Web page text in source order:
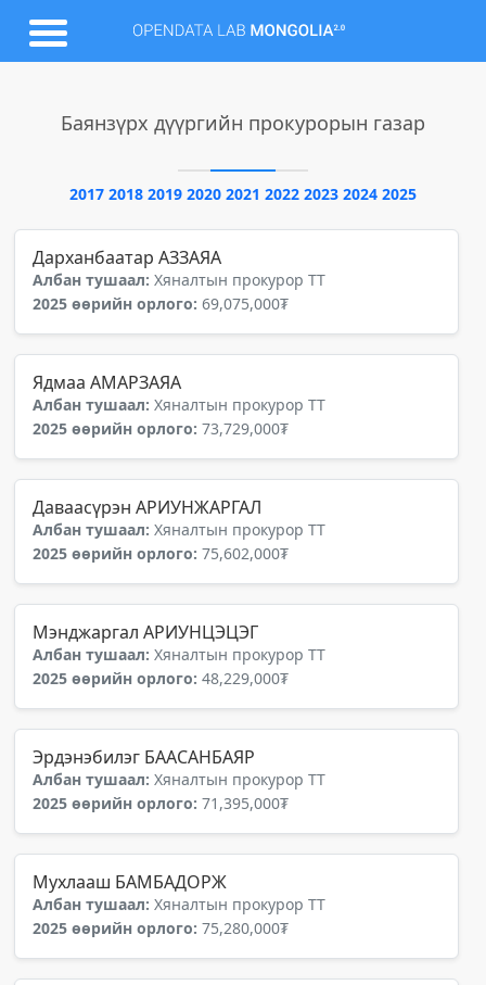
Баянзүрх дүүргийн прокурорын газар
2017 2018 2019 2020 2021 2022 2023 2024 2025
Дарханбаатар АЗЗАЯА
Албан тушаал: Хяналтын прокурор ТТ
2025 өөрийн орлого: 69,075,000₮
Ядмаа АМАРЗАЯА
Албан тушаал: Хяналтын прокурор ТТ
2025 өөрийн орлого: 73,729,000₮
Даваасүрэн АРИУНЖАРГАЛ
Албан тушаал: Хяналтын прокурор ТТ
2025 өөрийн орлого: 75,602,000₮
Мэнджаргал АРИУНЦЭЦЭГ
Албан тушаал: Хяналтын прокурор ТТ
2025 өөрийн орлого: 48,229,000₮
Эрдэнэбилэг БААСАНБАЯР
Албан тушаал: Хяналтын прокурор ТТ
2025 өөрийн орлого: 71,395,000₮
Мухлааш БАМБАДОРЖ
Албан тушаал: Хяналтын прокурор ТТ
2025 өөрийн орлого: 75,280,000₮